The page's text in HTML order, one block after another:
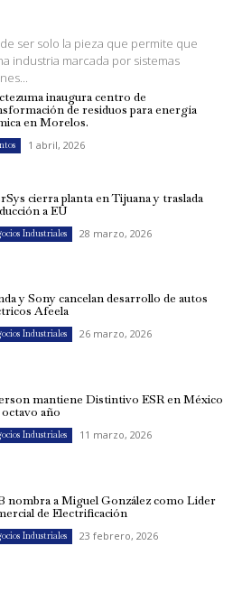
ser solo la pieza que permite que
industria marcada por sistemas
inaugura centro de
de residuos para energía
en Morelos.
1 abril, 2026
cierra planta en Tijuana y traslada
a EU
Industriales 28 marzo, 2026
y Sony cancelan desarrollo de autos
Afeela
Industriales 26 marzo, 2026
mantiene Distintivo ESR en México
año
Industriales 11 marzo, 2026
nombra a Miguel González como Líder
de Electrificación
Industriales 23 febrero, 2026